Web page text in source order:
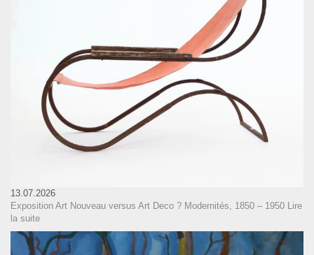
13.07.2026
Exposition Art Nouveau versus Art Deco ? Modernités, 1850 – 1950 Lire
la suite